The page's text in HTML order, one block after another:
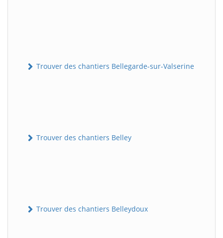
Trouver des chantiers Bellegarde-sur-Valserine
Trouver des chantiers Belley
Trouver des chantiers Belleydoux